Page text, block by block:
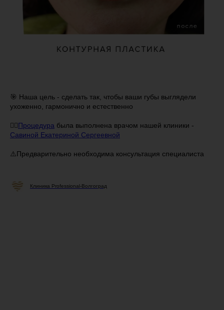
🎯 Наша цель - сделать так, чтобы ваши губы выглядели
ухоженно, гармонично и естественно
👩‍⚕️Процедура была выполнена врачом нашей клиники -
Савиной Екатериной Сергеевной
⚠️Предварительно необходима консультация специалиста
Клиника Professional-Волгоград